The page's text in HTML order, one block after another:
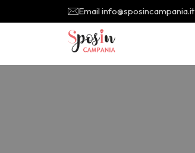
Email info@sposincampania.it